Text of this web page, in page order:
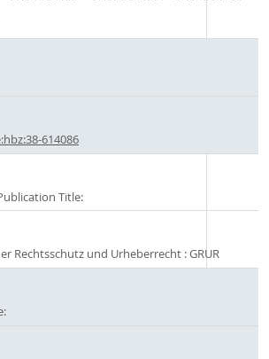
614086
Title:
Rechtsschutz und Urheberrecht : GRUR